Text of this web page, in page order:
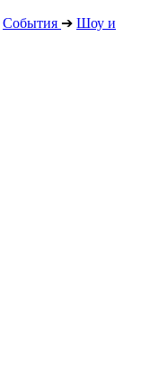
События ➔ Шоу и